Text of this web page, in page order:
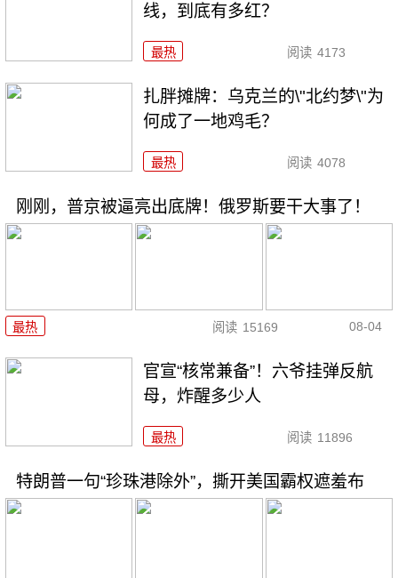
线，到底有多红？
最热 阅读 4173
扎胖摊牌：乌克兰的\"北约梦\"为
何成了一地鸡毛？
最热 阅读 4078
刚刚，普京被逼亮出底牌！俄罗斯要干大事了！
最热 阅读 15169 08-04
官宣“核常兼备”！六爷挂弹反航
母，炸醒多少人
最热 阅读 11896
特朗普一句“珍珠港除外”，撕开美国霸权遮羞布